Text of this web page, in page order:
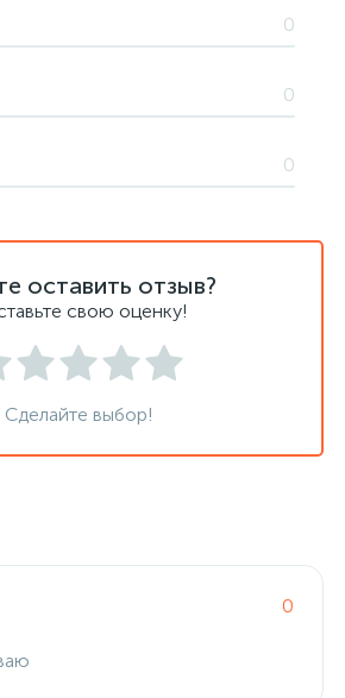
оставить отзыв?
свою оценку!
Сделайте выбор!
0
0
0
0